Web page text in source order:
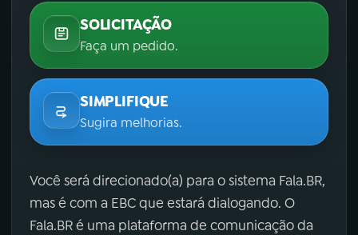
SOLICITAÇÃO
Faça um pedido.
SIMPLIFIQUE
Sugira melhorias.
Você será direcionado(a) para o sistema Fala.BR,
mas é com a EBC que estará dialogando. O
Fala.BR é uma plataforma de comunicação da